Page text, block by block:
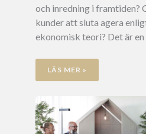
och inredning i framtiden?
kunder att sluta agera
ekonomisk teori? Det är en
LÄS MER »